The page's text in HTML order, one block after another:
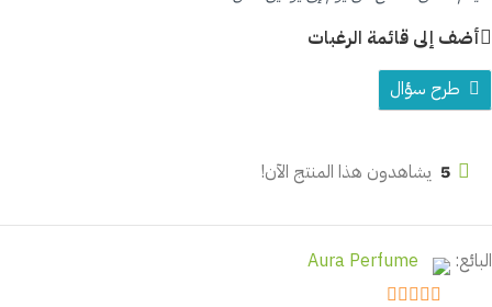
أضف إلى قائمة الرغبات
طرح سؤال
5 يشاهدون هذا المنتج الآن!
البائع: Aura Perfume